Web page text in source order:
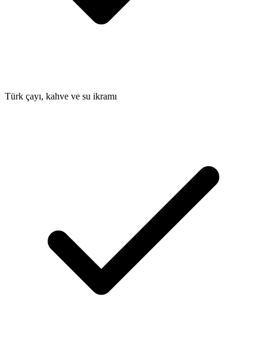
Türk çayı, kahve ve su ikramı